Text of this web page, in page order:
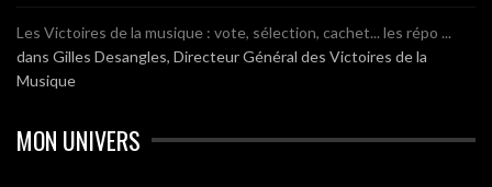
Les Victoires de la musique : vote, sélection, cachet... les répo ...
dans Gilles Desangles, Directeur Général des Victoires de la
Musique
MON UNIVERS